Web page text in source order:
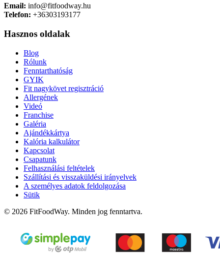
Email: info@fitfoodway.hu
Telefon: +36303193177
Hasznos oldalak
Blog
Rólunk
Fenntarthatóság
GYIK
Fit nagykövet regisztráció
Allergének
Videó
Franchise
Galéria
Ajándékkártya
Kalória kalkulátor
Kapcsolat
Csapatunk
Felhasználási feltételek
Szállítási és visszaküldési irányelvek
A személyes adatok feldolgozása
Sütik
© 2026 FitFoodWay. Minden jog fenntartva.